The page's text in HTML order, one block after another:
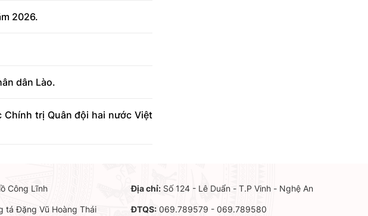
2026.
dân Lào.
trị Quân đội hai nước Việt
Công Lĩnh
tá Đặng Vũ Hoàng Thái
Địa chỉ:Số 124 - Lê Duẩn - T.P Vinh - Nghệ An
ĐTQS:069.789579 - 069.789580